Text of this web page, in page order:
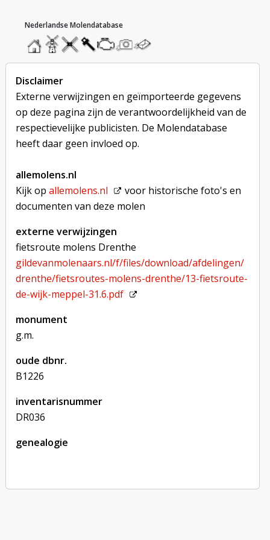
homemolendatabase
roedendatabase
assendatabase
motorendatabase
stuur
een
foto
stuur
een
bericht
Disclaimer
Externe verwijzingen en geïmporteerde gegevens
op deze pagina zijn de verantwoordelijkheid van de
respectievelijke publicisten. De Molendatabase
heeft daar geen invloed op.
allemolens.nl
Kijk op allemolens.nl
voor historische foto's en
documenten van deze molen
externe verwijzingen
fietsroute molens Drenthe
gildevanmolenaars.nl/f/files/download/afdelingen/
drenthe/fietsroutes-molens-drenthe/13-fietsroute-
de-wijk-meppel-31.6.pdf
monument
g.m.
oude dbnr.
B1226
inventarisnummer
DR036
genealogie